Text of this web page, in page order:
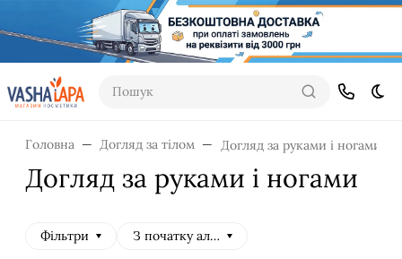
Пошук
Головна Догляд за тілом Догляд за руками і ногами
Догляд за руками і ногами
Фільтри З початку алфавіту